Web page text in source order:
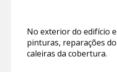
No exterior do edifício
pinturas, reparações
caleiras da cobertura.